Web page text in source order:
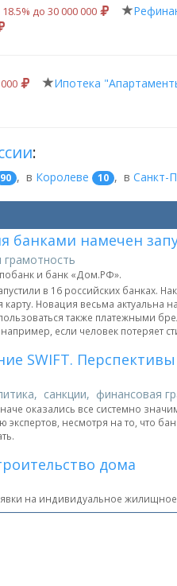
18.5% до 30 000 000
Ипотека
:
90 , в Королеве 10 , в Санкт-
банками намечен
и банк «Дом.РФ».
в 16 российских банках.
карту. Новация весьма актуальна
также платежными
если человек потеряет
SWIFT.
санкции, финансовая
оказались все системно
несмотря на то, что
дома
на индивидуальное жилищное